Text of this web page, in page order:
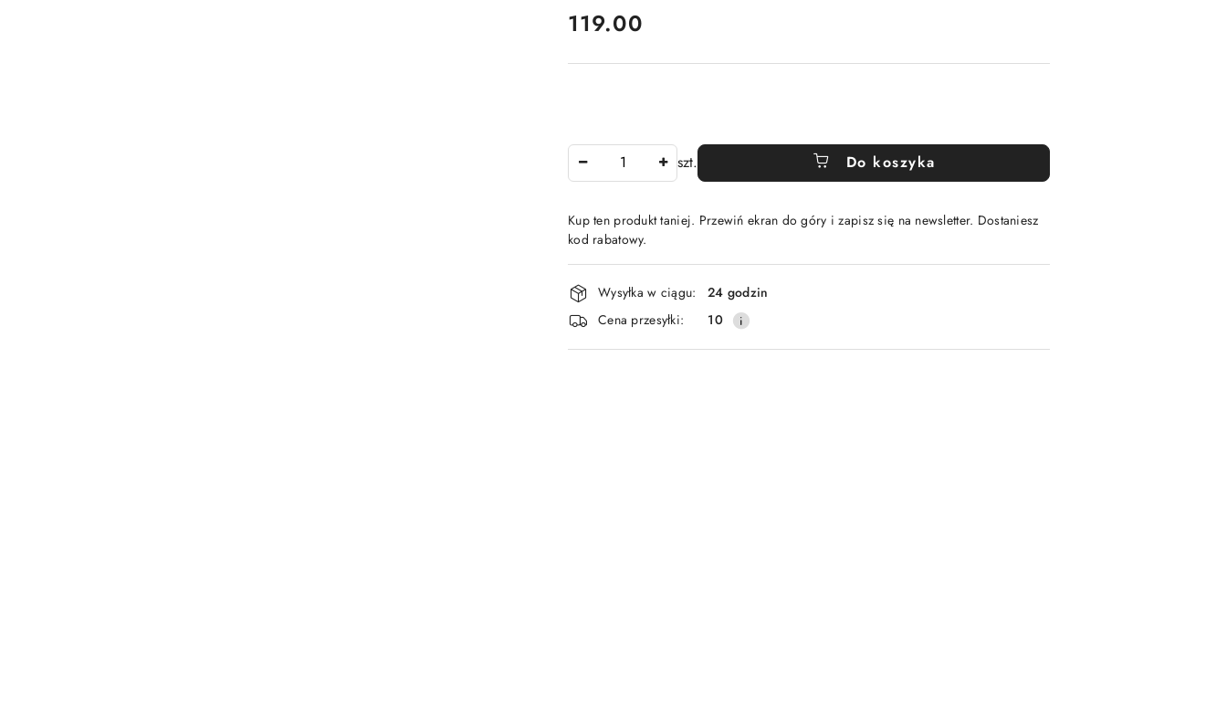
cena:
119.00
szt. Do koszyka
Kup ten produkt taniej. Przewiń ekran do góry i zapisz się na newsletter. Dostaniesz
kod rabatowy.
Dostępność
i
dostawa
Wysyłka w ciągu:
24 godzin
Cena przesyłki:
10